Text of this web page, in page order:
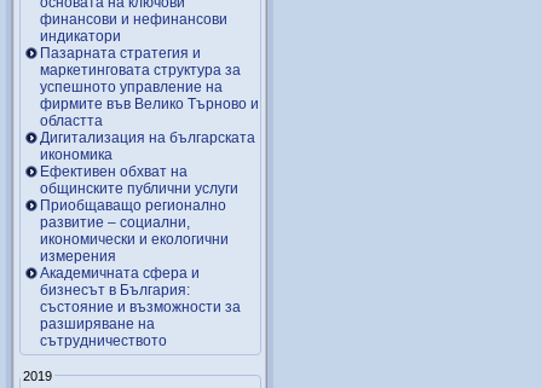
финансови и нефинансови
индикатори
Пазарната стратегия и
маркетинговата структура за
успешното управление на
фирмите във Велико Търново и
областта
Дигитализация на българската
икономика
Ефективен обхват на
общинските публични услуги
Приобщаващо регионално
развитие – социални,
икономически и екологични
измерения
Академичната сфера и
бизнесът в България:
състояние и възможности за
разширяване на
сътрудничеството
2019